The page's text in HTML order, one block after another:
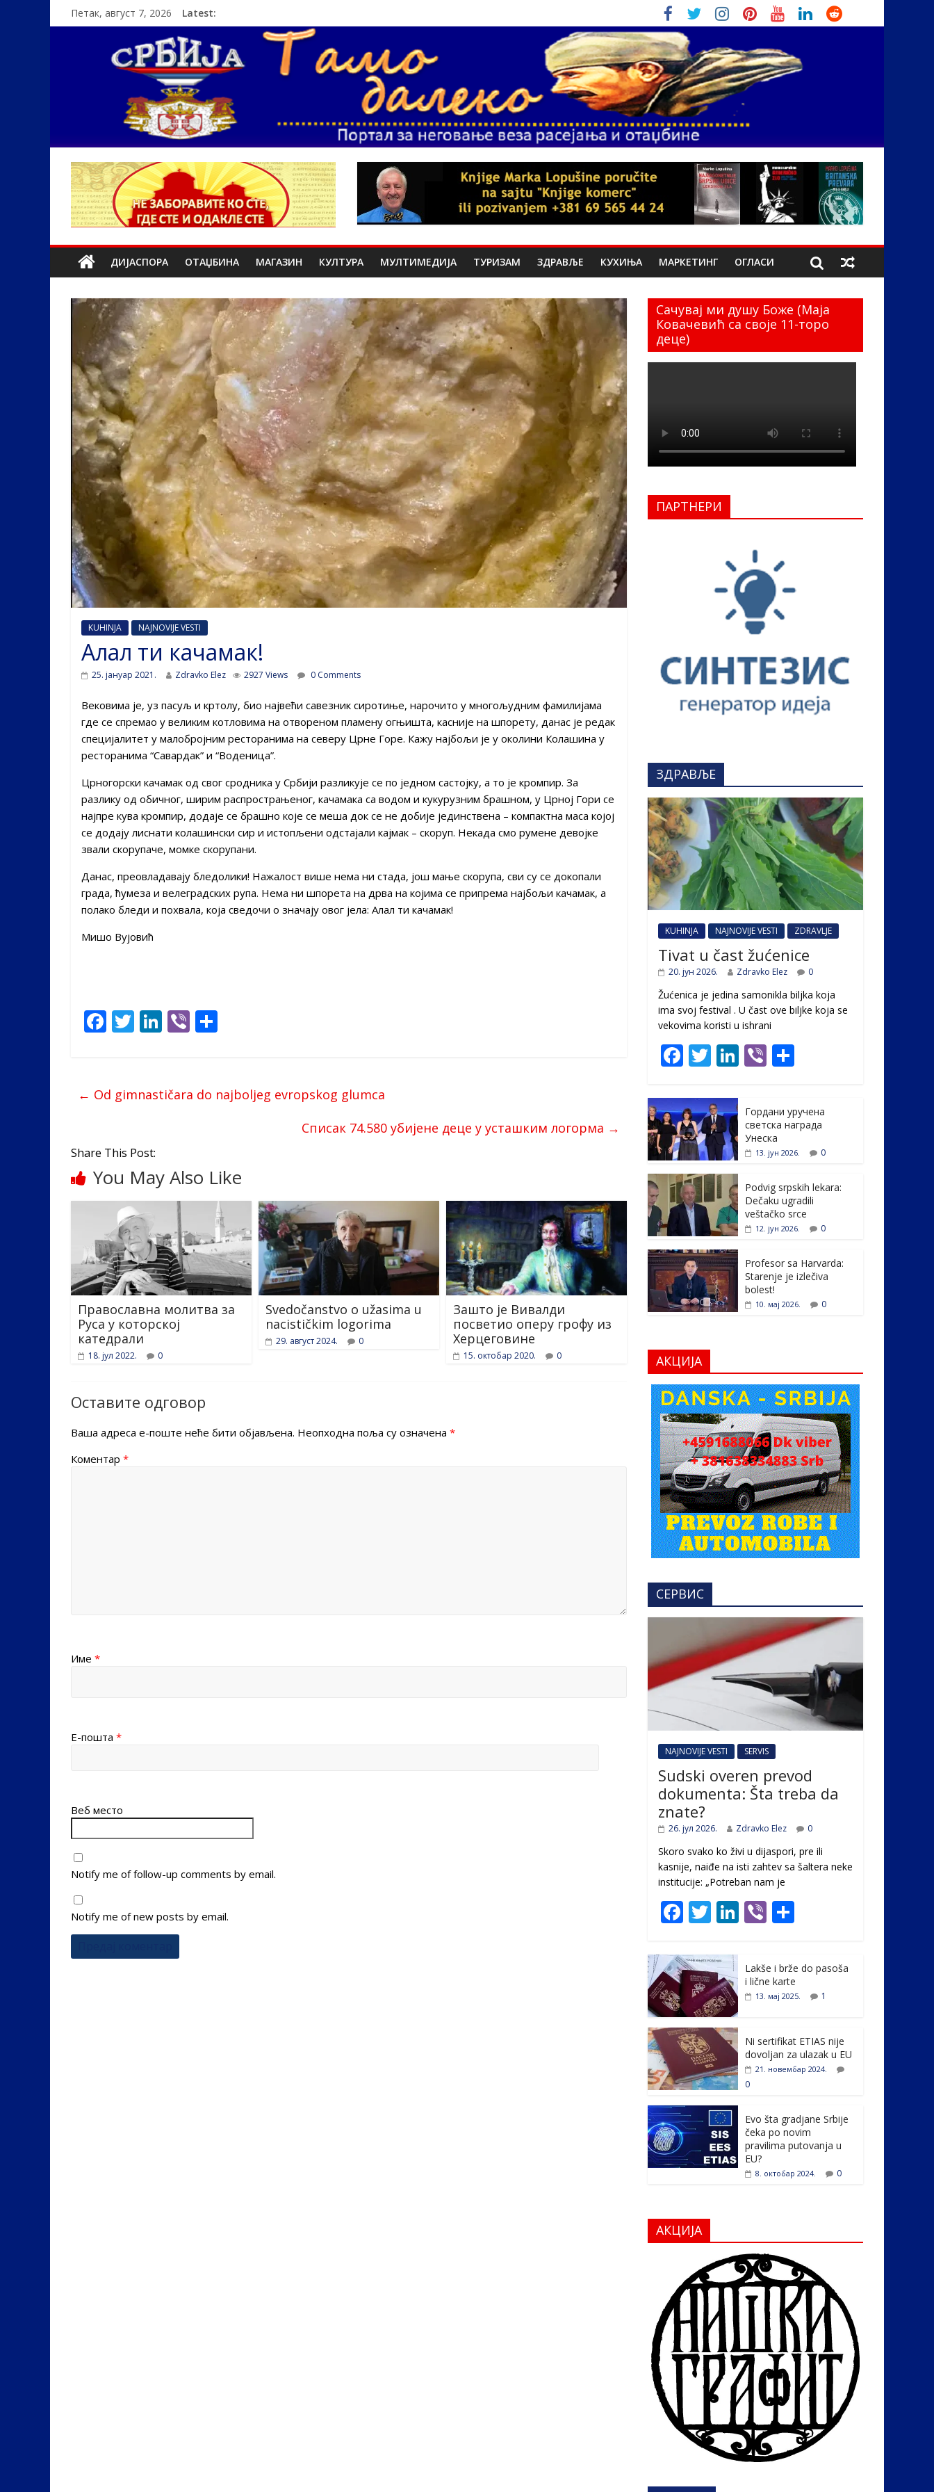
Петак, август 7, 2026 Latest:
ДИЈАСПОРА ОТАЏБИНА МАГАЗИН КУЛТУРА МУЛТИМЕДИЈА ТУРИЗАМ ЗДРАВЉЕ КУХИЊА МАРКЕТИНГ ОГЛАСИ
KUHINJA NAJNOVIJE VESTI
Алал ти качамак!
25. јануар 2021. Zdravko Elez 2927 Views 0 Comments
Вековима је, уз пасуљ и кртолу, био највећи савезник сиротиње, нарочито у многољудним фамилијама
где се спремао у великим котловима на отвореном пламену огњишта, касније на шпорету, данас је редак
специјалитет у малобројним ресторанима на северу Црне Горе. Кажу најбољи је у околини Колашина у
ресторанима “Савардак” и “Воденица”.
Црногорски качамак од свог сродника у Србији разликује се по једном састојку, а то је кромпир. За
разлику од обичног, ширим распрострањеног, качамака са водом и кукурузним брашном, у Црној Гори се
најпре кува кромпир, додаје се брашно које се меша док се не добије јединствена – компактна маса којој
се додају лиснати колашински сир и истопљени одстајали кајмак – скоруп. Некада смо румене девојке
звали скорупаче, момке скорупани.
Данас, преовладавају бледолики! Нажалост више нема ни стада, још мање скорупа, сви су се докопали
града, ћумеза и велеградских рупа. Нема ни шпорета на дрва на којима се припрема најбољи качамак, а
полако бледи и похвала, која сведочи о значају овог јела: Алал ти качамак!
Мишо Вујовић
F
ac
b
o
k
T
w
er
Li
n
e
dI
Vi
b
e
← Od gimnastičara do najboljeg evropskog glumca
Списак 74.580 убијене деце у усташким логорма →
Share This Post:
You May Also Like
Православна молитва за
Руса у которској
катедрали
18. јул 2022. 0
Svedočanstvo o užasima u
nacističkim logorima
29. август 2024. 0
Зашто је Вивалди
посветио оперу грофу из
Херцеговине
15. октобар 2020. 0
Оставите одговор
Ваша адреса е-поште неће бити објављена. Неопходна поља су означена *
Коментар *
Име *
Е-пошта *
Веб место
Notify me of follow-up comments by email.
Notify me of new posts by email.
Сачувај ми душу Боже (Маја
Ковачевић са своје 11-торо
деце)
ПАРТНЕРИ
ЗДРАВЉЕ
KUHINJA NAJNOVIJE VESTI ZDRAVLJE
Tivat u čast žućenice
20. јун 2026. Zdravko Elez 0
Žućenica je jedina samonikla biljka koja
ima svoj festival . U čast ovе biljke koja se
vekovima koristi u ishrani
F
e
b
o
o
k
T
itt
er
Li
e
dI
n
Vi
e
Гордани уручена
светска награда
Унеска
13. јун 2026. 0
Podvig srpskih lekara:
Dečaku ugradili
veštačko srce
12. јун 2026. 0
Profesor sa Harvarda:
Starenje je izlečiva
bolest!
10. мај 2026. 0
АКЦИЈА
СЕРВИС
NAJNOVIJE VESTI SERVIS
Sudski overen prevod
dokumenta: Šta treba da
znate?
26. јул 2026. Zdravko Elez 0
Skoro svako ko živi u dijaspori, pre ili
kasnije, naiđe na isti zahtev sa šaltera neke
institucije: „Potreban nam je
F
e
b
o
o
k
T
itt
er
Li
e
dI
Vi
er ar
e
Lakše i brže do pasoša
i lične karte
13. мај 2025. 1
Ni sertifikat ETIAS nije
dovoljan za ulazak u EU
21. новембар 2024.
0
Evo šta gradjane Srbije
čeka po novim
pravilima putovanja u
EU?
8. октобар 2024. 0
АКЦИЈА